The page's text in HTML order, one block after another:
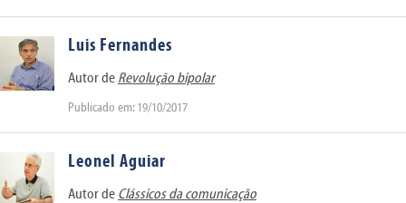
Luis Fernandes
Autor de Revolução bipolar
Publicado em: 19/10/2017
Leonel Aguiar
Autor de Clássicos da comunicação